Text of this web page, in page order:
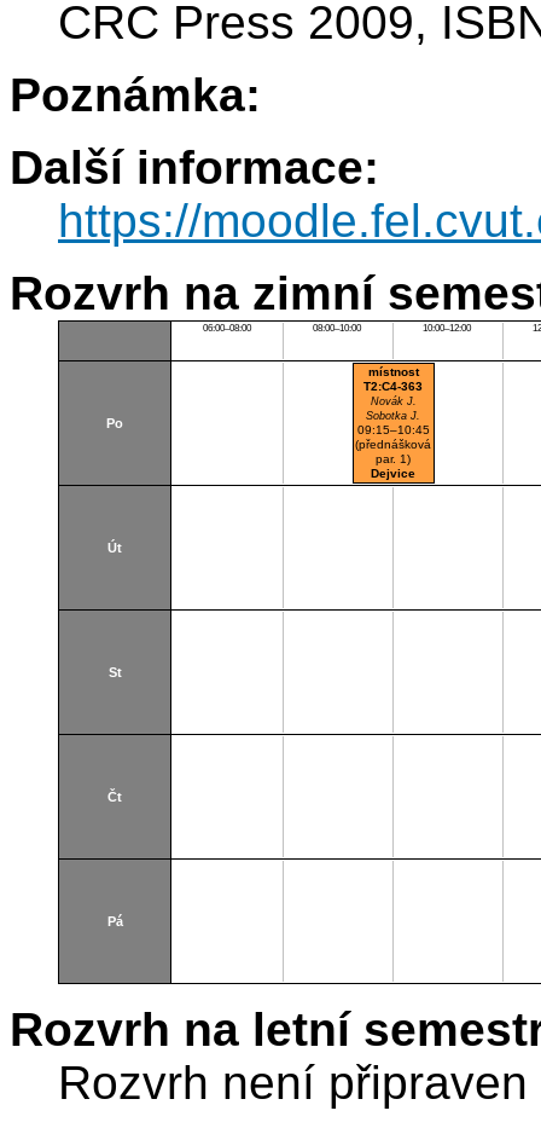
CRC Press 2009,
Poznámka:
Další informace:
https://
Rozvrh na zimní
06:00–08:00 08:00–10:00 10:00–12:00
Po
místnost
T2:C4-363
Novák J.
Sobotka J.
09:15–10:45
(přednášková
par. 1)
Dejvice
Cvicebna
Út
St
Čt
Pá
Rozvrh na letní
Rozvrh není připraven